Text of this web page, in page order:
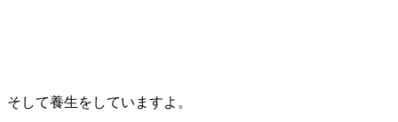
そして養生をしていますよ。